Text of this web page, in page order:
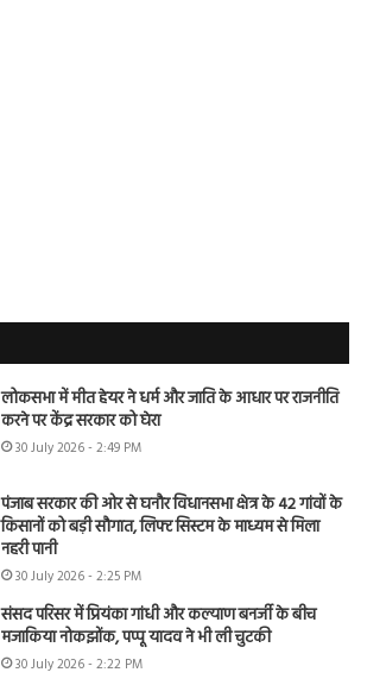
लोकसभा में मीत हेयर ने धर्म और जाति के आधार पर राजनीति
करने पर केंद्र सरकार को घेरा
30 July 2026 - 2:49 PM
पंजाब सरकार की ओर से घनौर विधानसभा क्षेत्र के 42 गांवों के
किसानों को बड़ी सौगात, लिफ्ट सिस्टम के माध्यम से मिला
नहरी पानी
30 July 2026 - 2:25 PM
संसद परिसर में प्रियंका गांधी और कल्याण बनर्जी के बीच
मजाकिया नोकझोंक, पप्पू यादव ने भी ली चुटकी
30 July 2026 - 2:22 PM